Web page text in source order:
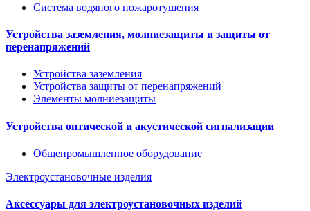
Система водяного пожаротушения
Устройства заземления, молниезащиты и защиты от
перенапряжений
Устройства заземления
Устройства защиты от перенапряжений
Элементы молниезащиты
Устройства оптической и акустической сигнализации
Общепромышленное оборудование
Электроустановочные изделия
Аксессуары для электроустановочных изделий